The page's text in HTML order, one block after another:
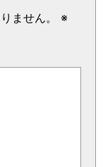
ません。
※